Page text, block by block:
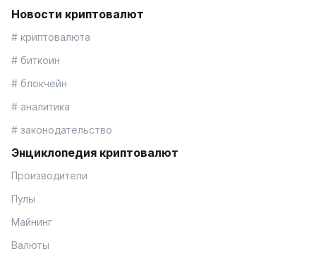
Новости криптовалют
# криптовалюта
# биткоин
# блокчейн
# аналитика
# законодательство
Энциклопедия криптовалют
Производители
Пулы
Майнинг
Валюты